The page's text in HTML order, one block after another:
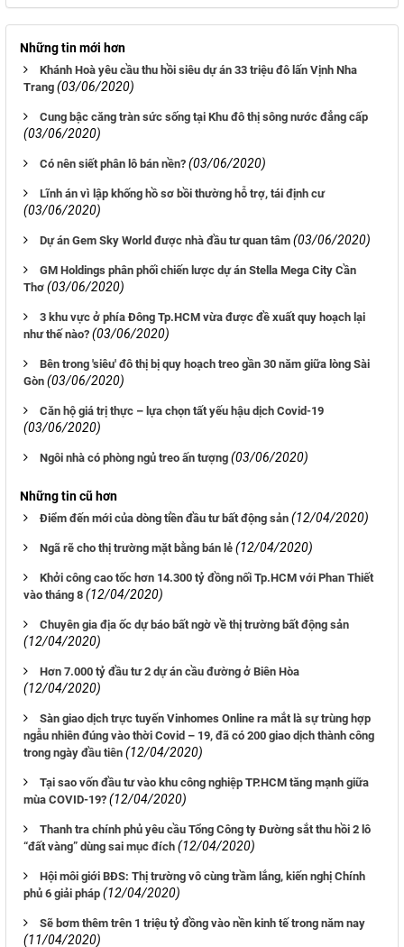
Những tin mới hơn
Khánh Hoà yêu cầu thu hồi siêu dự án 33 triệu đô lấn Vịnh Nha
Trang (03/06/2020)
Cung bậc căng tràn sức sống tại Khu đô thị sông nước đẳng cấp
(03/06/2020)
Có nên siết phân lô bán nền? (03/06/2020)
Lĩnh án vì lập khống hồ sơ bồi thường hỗ trợ, tái định cư
(03/06/2020)
Dự án Gem Sky World được nhà đầu tư quan tâm (03/06/2020)
GM Holdings phân phối chiến lược dự án Stella Mega City Cần
Thơ (03/06/2020)
3 khu vực ở phía Đông Tp.HCM vừa được đề xuất quy hoạch lại
như thế nào? (03/06/2020)
Bên trong 'siêu' đô thị bị quy hoạch treo gần 30 năm giữa lòng Sài
Gòn (03/06/2020)
Căn hộ giá trị thực – lựa chọn tất yếu hậu dịch Covid-19
(03/06/2020)
Ngôi nhà có phòng ngủ treo ấn tượng (03/06/2020)
Những tin cũ hơn
Điểm đến mới của dòng tiền đầu tư bất động sản (12/04/2020)
Ngã rẽ cho thị trường mặt bằng bán lẻ (12/04/2020)
Khởi công cao tốc hơn 14.300 tỷ đồng nối Tp.HCM với Phan Thiết
vào tháng 8 (12/04/2020)
Chuyên gia địa ốc dự báo bất ngờ về thị trường bất động sản
(12/04/2020)
Hơn 7.000 tỷ đầu tư 2 dự án cầu đường ở Biên Hòa
(12/04/2020)
Sàn giao dịch trực tuyến Vinhomes Online ra mắt là sự trùng hợp
ngẫu nhiên đúng vào thời Covid – 19, đã có 200 giao dịch thành công
trong ngày đầu tiên (12/04/2020)
Tại sao vốn đầu tư vào khu công nghiệp TP.HCM tăng mạnh giữa
mùa COVID-19? (12/04/2020)
Thanh tra chính phủ yêu cầu Tổng Công ty Đường sắt thu hồi 2 lô
“đất vàng” dùng sai mục đích (12/04/2020)
Hội môi giới BĐS: Thị trường vô cùng trầm lắng, kiến nghị Chính
phủ 6 giải pháp (12/04/2020)
Sẽ bơm thêm trên 1 triệu tỷ đồng vào nền kinh tế trong năm nay
(11/04/2020)